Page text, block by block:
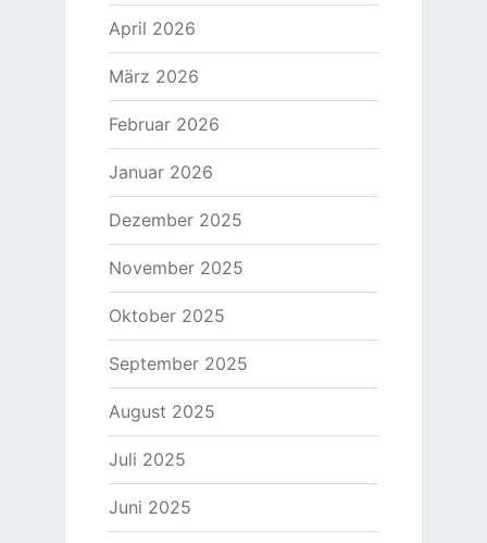
April 2026
März 2026
Februar 2026
Januar 2026
Dezember 2025
November 2025
Oktober 2025
September 2025
August 2025
Juli 2025
Juni 2025